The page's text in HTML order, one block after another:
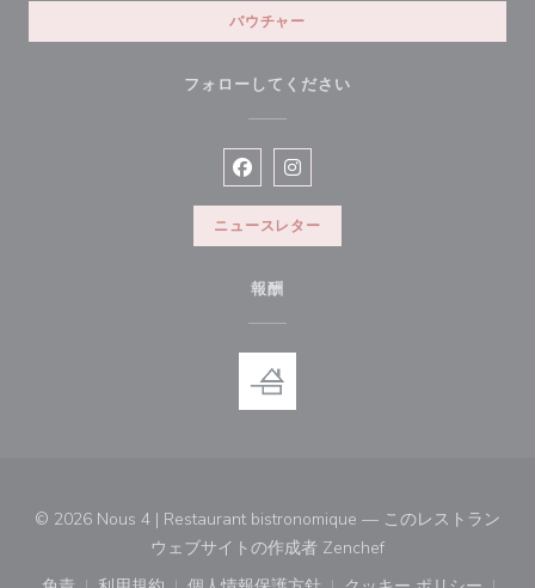
バウチャー
フォローしてください
Facebook ((新しいウィンドウで
Instagram ((新しいウィンド
ニュースレター
報酬
© 2026 Nous 4 | Restaurant bistronomique — このレストラン
ウェブサイトの作成者 Zenchef((新しいウィンドウ